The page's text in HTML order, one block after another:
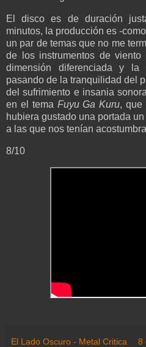
El disco es de duración
minutos, la producción es -
un par de temas que no me
de los instrumentos de viento
dimensión diferenciada y la
pasando de la tranquilidad del
del sufrimiento e insania
en el tema Fuyu Ga Kuru, que
hubiera gustado una portada
a las que nos tenían
8/10
El Lado Oscuro - Metal Critica 8